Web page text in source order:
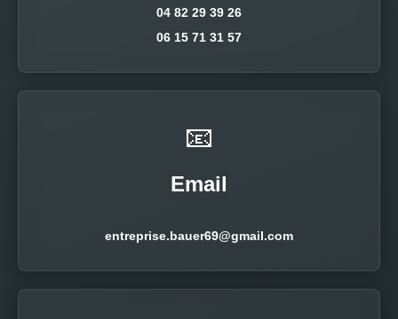
04 82 29 39 26
06 15 71 31 57
📧
Email
entreprise.bauer69@gmail.com